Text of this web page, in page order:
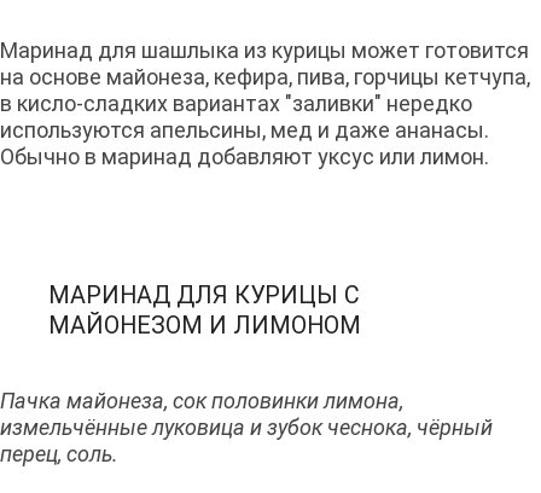
Маринад для шашлыка из курицы может готовится
на основе майонеза, кефира, пива, горчицы кетчупа,
в кисло-сладких вариантах "заливки" нередко
используются апельсины, мед и даже ананасы.
Обычно в маринад добавляют уксус или лимон.
МАРИНАД ДЛЯ КУРИЦЫ С
МАЙОНЕЗОМ И ЛИМОНОМ
Пачка майонеза, сок половинки лимона,
измельчённые луковица и зубок чеснока, чёрный
перец, соль.